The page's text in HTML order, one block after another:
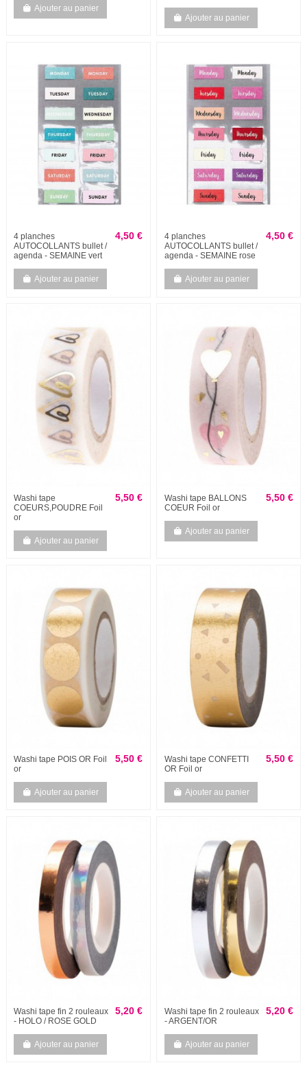
Ajouter au panier
Ajouter au panier
4 planches
AUTOCOLLANTS bullet /
agenda - SEMAINE vert
4,50 €
Ajouter au panier
4 planches
AUTOCOLLANTS bullet /
agenda - SEMAINE rose
4,50 €
Ajouter au panier
Washi tape
COEURS,POUDRE Foil
or
5,50 €
Ajouter au panier
Washi tape BALLONS
COEUR Foil or
5,50 €
Ajouter au panier
Washi tape POIS OR Foil
or
5,50 €
Ajouter au panier
Washi tape CONFETTI
OR Foil or
5,50 €
Ajouter au panier
Washi tape fin 2 rouleaux
- HOLO / ROSE GOLD
5,20 €
Ajouter au panier
Washi tape fin 2 rouleaux
- ARGENT/OR
5,20 €
Ajouter au panier